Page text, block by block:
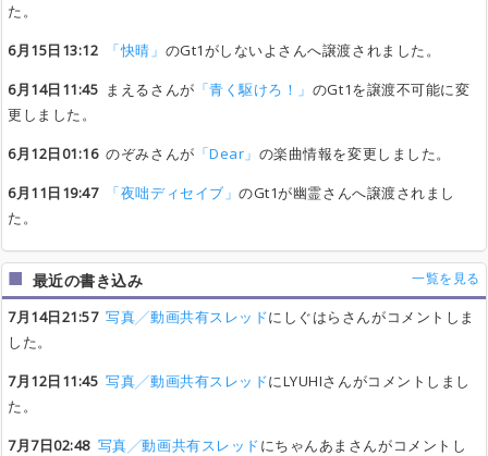
た。
6月15日13:12
「快晴」 のGt1がしないよさんへ譲渡されました。
6月14日11:45 まえるさんが 「青く駆けろ！」 のGt1を譲渡不可能に変
更しました。
6月12日01:16のぞみさんが 「Dear」 の楽曲情報を変更しました。
6月11日19:47
「夜咄ディセイブ」のGt1が幽霊さんへ譲渡されまし
た。
最近の書き込み 一覧を見る
7月14日21:57 写真╱動画共有スレッドにしぐはらさんがコメントしま
した。
7月12日11:45 写真╱動画共有スレッドにLYUHIさんがコメントしまし
た。
7月7日02:48 写真╱動画共有スレッドにちゃんあまさんがコメントし